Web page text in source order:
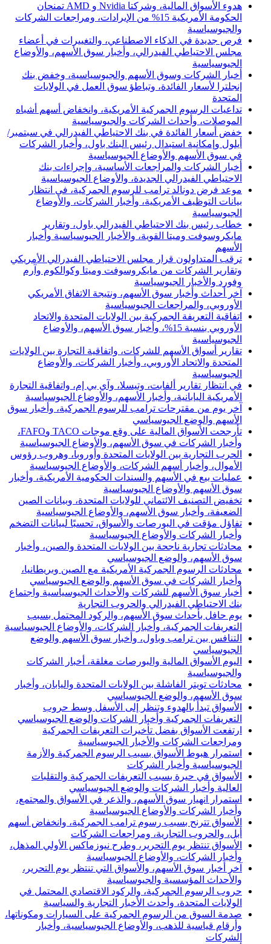
هدوء الأسواق المالية، وشركتا Nvidia و AMD تمنحان
الحكومة الأمريكية 15% من الإيرادات، ومراجعات الشركات
والجيوسياسية
فرص جديدة في الذكاء الاصطناعي، والتغييرات في أعضاء
مجلس الاحتياطي الفيدرالي، وأخبار سوق الأسهم، والأوضاع
الجيوسياسية
أخبار الشركات وسوق الأسهم والجيوسياسية، وخفض بنك
إنجلترا لأسعار الفائدة، وتباطؤ سوق العمل في الولايات
المتحدة
تداعيات الرسوم الجمركية الأمريكية، وانخفاض أسهم أشباه
الموصلات، وأحداث الشركات والجيوسياسية
خفض أسعار الفائدة في بنك الاحتياطي الفيدرالي في سبتمبر/
أيلول وإمكانية استبدال رئيس البنك باول، وأخبار الشركات
في سوق الأسهم والأوضاع الجيوسياسية
أخبار الشركات والمراجعات الأساسية، وإجراءات بنك
الاحتياطي الفيدرالي الجديدة، والأوضاع الجيوسياسية
موعد فرض دونالد ترامب للرسوم الجمركية، في انتظار
بيانات التوظيف الأمريكية، وأخبار الشركات، والأوضاع
الجيوسياسية
خطاب رئيس بنك الاحتياطي الفيدرالي باول، وتقارير
مايكروسوفت وميتا القوية، والأخبار الجيوسياسية وأخبار
الأسهم
ترقب المتداولون قرار مجلس الاحتياطي الفيدرالي الأمريكي
وتقارير الشركات من مايكروسوفت وميتا وكوالكوم وآرم
وفورد والأخبار الجيوسياسية
آخر أحداث وأخبار سوق الأسهم، ونتيجة الاتفاق الأمريكي
الأوروبي، والمراجعات الجيوسياسية
اتفاقية التعريفة الجمركية بين الولايات المتحدة والاتحاد
الأوروبي بنسبة 15%، وأخبار سوق الأسهم، والأوضاع
الجيوسياسية
تقارير أسواق الأسهم للشركات، واتفاقية التجارة بين الولايات
المتحدة والاتحاد الأوروبي، وأخبار الشركات، والأوضاع
الجيوسياسية
في انتظار تقارير ألفابت، وتيسلا، وآي بي إم، واتفاقية التجارة
الأمريكية اليابانية، وأخبار الأسهم، والأوضاع الجيوسياسية
آخر يوم من مقترحات ترامب للرسوم الجمركية، وأخبار سوق
الأسهم والوضع الجيوسياسي
تأرجحت الأسواق المالية على وقع موجات TACO وFAFO،
وأخبار الشركات في سوق الأسهم، والأوضاع الجيوسياسية
الحرب التجارية بين الولايات المتحدة وأوروبا، وهروب رؤوس
الأموال، وأخبار أسهم الشركات، والأوضاع الجيوسياسية
عمليات بيع في الأسهم والسندات الحكومية الأمريكية، وأخبار
سوق الأسهم والأوضاع الجيوسياسية
تخفيض التصنيف الائتماني للولايات المتحدة، وبيانات الصين
الضعيفة، وأخبار سوق الأسهم، والأوضاع الجيوسياسية
تفاؤل مؤقت في البورصات والأسواق، تحسبًا لبيانات التضخم
وأخبار الشركات والأوضاع الجيوسياسية
محادثات تجارية ناجحة بين الولايات المتحدة والصين، وأخبار
سوق الأسهم، والوضع الجيوسياسي
محادثات الرسوم الجمركية الأمريكية مع الصين وبريطانيا،
وأخبار الشركات في سوق الأسهم والوضع الجيوسياسي
أخبار سوق الأسهم للشركات والأحداث الجيوسياسية واجتماع
بنك الاحتياطي الفيدرالي والحروب التجارية
يوم حافل بأحداث سوق الأسهم، والركود المحتمل بسبب
التعريفات الجمركية، وأخبار الشركات، والأوضاع الجيوسياسية
التنافس بين ترامب وباول، وأخبار سوق الأسهم والوضع
الجيوسياسي
اليوم الأسواق المالية والبورصات مغلقة، أخبار الشركات
والجيوسياسية
محادثات تويتر الفاشلة بين الولايات المتحدة واليابان، وأخبار
سوق الأسهم، والوضع الجيوسياسي
الأسواق تبدأ بالهدوء وتنظر إلى الأسفل وسط حروب
التعريفات الجمركية وأخبار الشركات والوضع الجيوسياسي
ارتفعت الأسواق بفضل تأخيرات التعريفات الجمركية
ومراجعات الشركات والأخبار الجيوسياسية
استمرار هبوط الأسواق بسبب الرسوم الجمركية والأزمة
الجيوسياسية وأخبار الشركات
الأسواق في حيرة بسبب التعريفات الجمركية والتقلبات
العالية وأخبار الشركات والوضع الجيوسياسي
استمرار انهيار سوق الأسهم، والذعر في الأسواق والمجتمع،
وأخبار الشركات والأوضاع الجيوسياسية
الأسواق تترنح بسبب رسوم ترامب الجمركية، وانخفاض أسهم
أبل، والحروب التجارية، ومراجعات الشركات
الأسواق تنتظر يوم التحرير، وطرح نيوزماكس الأولي المذهل،
وأخبار الشركات، والأوضاع الجيوسياسية
آخر أخبار سوق الأسهم، والأسواق التي تنتظر يوم التحرير،
والأحداث المؤسسية والجيوسياسية
حروب الرسوم الجمركية، والركود الاقتصادي المحتمل في
الولايات المتحدة، وأحدث الأخبار التجارية والسياسية
صدمة السوق من الرسوم الجمركية على السيارات ومكوناتها،
وأرقام قياسية للذهب، والأوضاع الجيوسياسية، وأخبار
الشركات